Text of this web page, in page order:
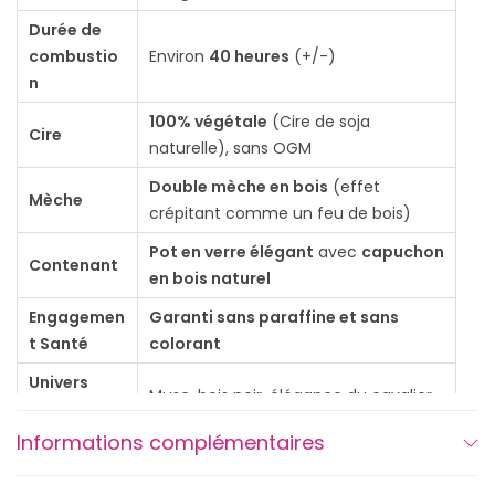
B
g
e
c
h
e
a
l
D
J
Durée de
combustio
n
Environ 40 heures (+/-)
Cire
100% végétale (Cire de soja
naturelle), sans OGM
Mèche
Double mèche en bois (effet
crépitant comme un feu de bois)
Contenant
Pot en verre élégant avec capuchon
en bois naturel
Engagemen
t Santé
Garanti sans paraffine et sans
colorant
Univers
Musc, bois noir, élégance du cavalier
Informations complémentaires